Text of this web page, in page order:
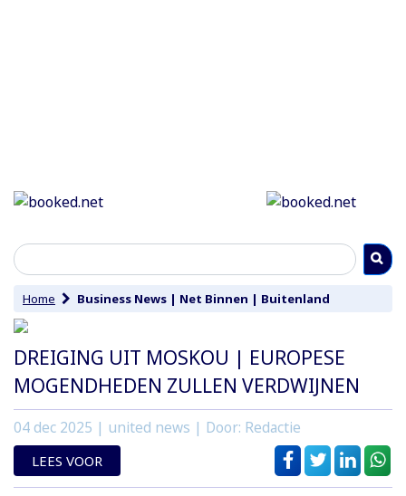
Home Business News | Net Binnen | Buitenland
DREIGING UIT MOSKOU | EUROPESE
MOGENDHEDEN ZULLEN VERDWIJNEN
04 dec 2025 | united news | Door: Redactie
LEES VOOR